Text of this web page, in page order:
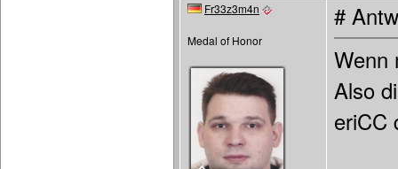
Fr33z3m4n
Medal of Honor
#
Wenn
Also
eriCC